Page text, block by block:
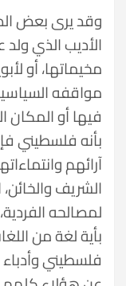
وقد يرى بعض
الأديب الذي
مخيماتها، أو
مواقفه
فيها أو المكان
بأنه فلسطيني
آرائهم
الشريف
لمصالحه
بأية لغة من
فلسطيني